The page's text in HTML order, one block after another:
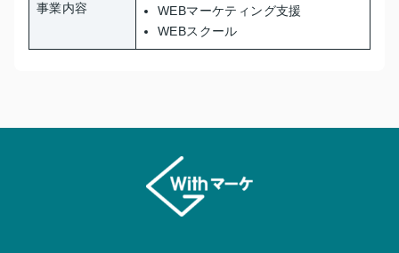
事業内容
WEBマーケティング支援
WEBスクール